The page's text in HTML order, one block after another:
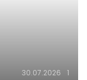
30.07.2026 1